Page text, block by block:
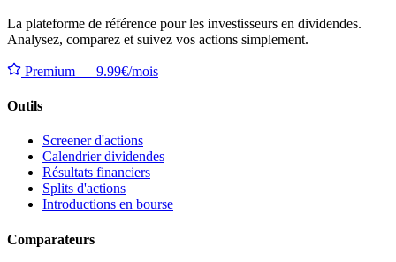
La plateforme de référence pour les investisseurs en dividendes.
Analysez, comparez et suivez vos actions simplement.
Premium — 9.99€/mois
Outils
Screener d'actions
Calendrier dividendes
Résultats financiers
Splits d'actions
Introductions en bourse
Comparateurs